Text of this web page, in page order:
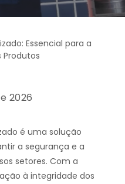
2026
é uma solução
a segurança e a
setores. Com a
à integridade dos